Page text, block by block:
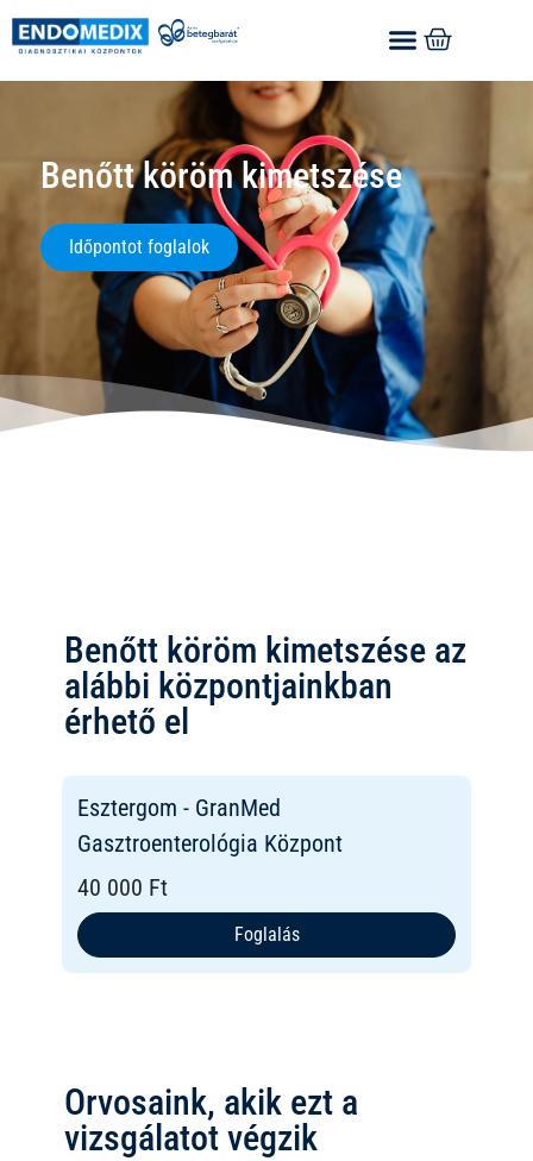
Benőtt köröm kimetszése
Időpontot foglalok
Benőtt köröm kimetszése az
alábbi központjainkban
érhető el
Esztergom - GranMed
Gasztroenterológia Központ
40 000 Ft
Foglalás
Orvosaink, akik ezt a
vizsgálatot végzik